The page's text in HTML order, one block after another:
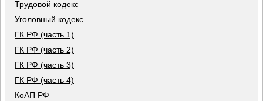
Трудовой кодекс
Уголовный кодекс
ГК РФ (часть 1)
ГК РФ (часть 2)
ГК РФ (часть 3)
ГК РФ (часть 4)
КоАП РФ